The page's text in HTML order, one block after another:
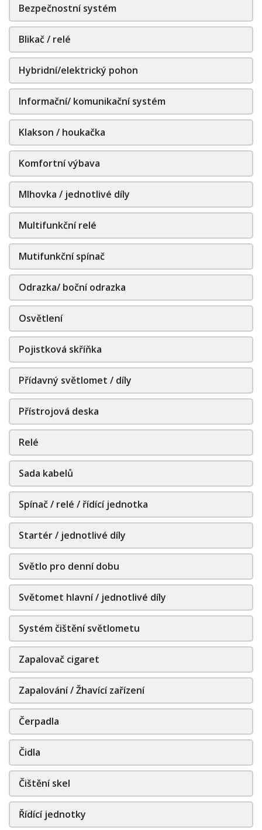
Bezpečnostní systém
Blikač / relé
Hybridní/elektrický pohon
Informační/ komunikační systém
Klakson / houkačka
Komfortní výbava
Mlhovka / jednotlivé díly
Multifunkční relé
Mutifunkční spínač
Odrazka/ boční odrazka
Osvětlení
Pojistková skříňka
Přídavný světlomet / díly
Přístrojová deska
Relé
Sada kabelů
Spínač / relé / řídící jednotka
Startér / jednotlivé díly
Světlo pro denní dobu
Světomet hlavní / jednotlivé díly
Systém čištění světlometu
Zapalovač cigaret
Zapalování / Žhavící zařízení
Čerpadla
Čidla
Čištění skel
Řídící jednotky